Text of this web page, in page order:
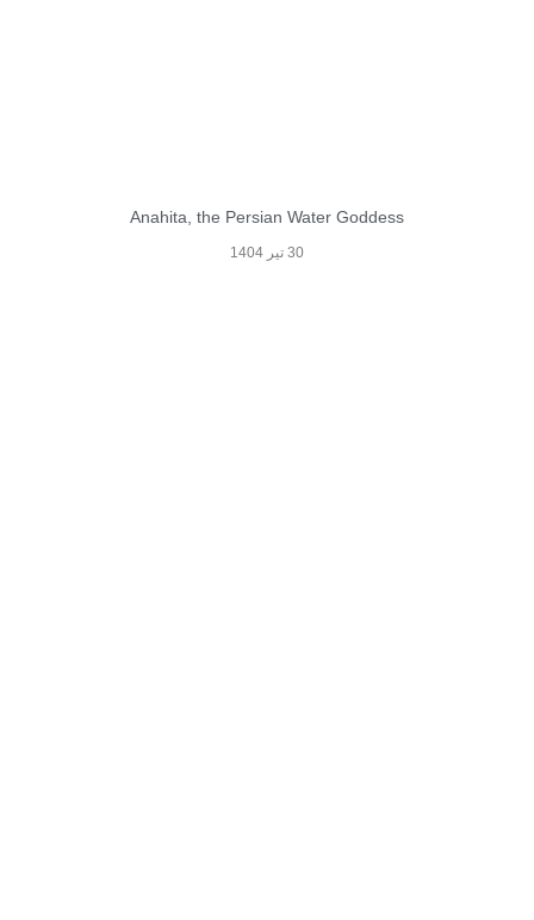
Anahita, the Persian Water Goddess
30 تیر 1404